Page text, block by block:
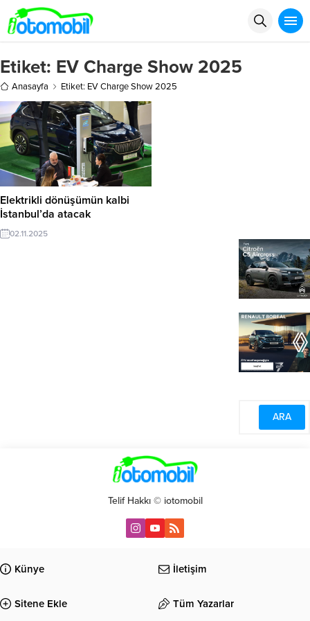
Etiket: EV Charge Show 2025
Anasayfa Etiket: EV Charge Show 2025
Elektrikli dönüşümün kalbi
İstanbul’da atacak
02.11.2025
Telif Hakkı © iotomobil
Künye İletişim
Sitene Ekle Tüm Yazarlar